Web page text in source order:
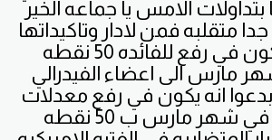
الامس يا جماعه الخير
متقلبه فمن لادار وتاكيداتها
بان ما راح يكون في رفع للفائده 50 نقطه
الى اعضاء الفيدرالي
بدعوا انه يكون في رفع معدلات
الفائده ايضا في شهر مارس ب 50 نقطه